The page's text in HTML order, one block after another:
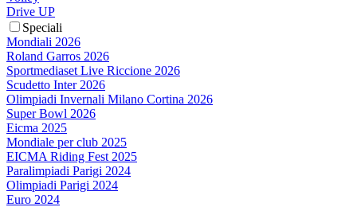
Drive UP
Speciali
Mondiali 2026
Roland Garros 2026
Sportmediaset Live Riccione 2026
Scudetto Inter 2026
Olimpiadi Invernali Milano Cortina 2026
Super Bowl 2026
Eicma 2025
Mondiale per club 2025
EICMA Riding Fest 2025
Paralimpiadi Parigi 2024
Olimpiadi Parigi 2024
Euro 2024